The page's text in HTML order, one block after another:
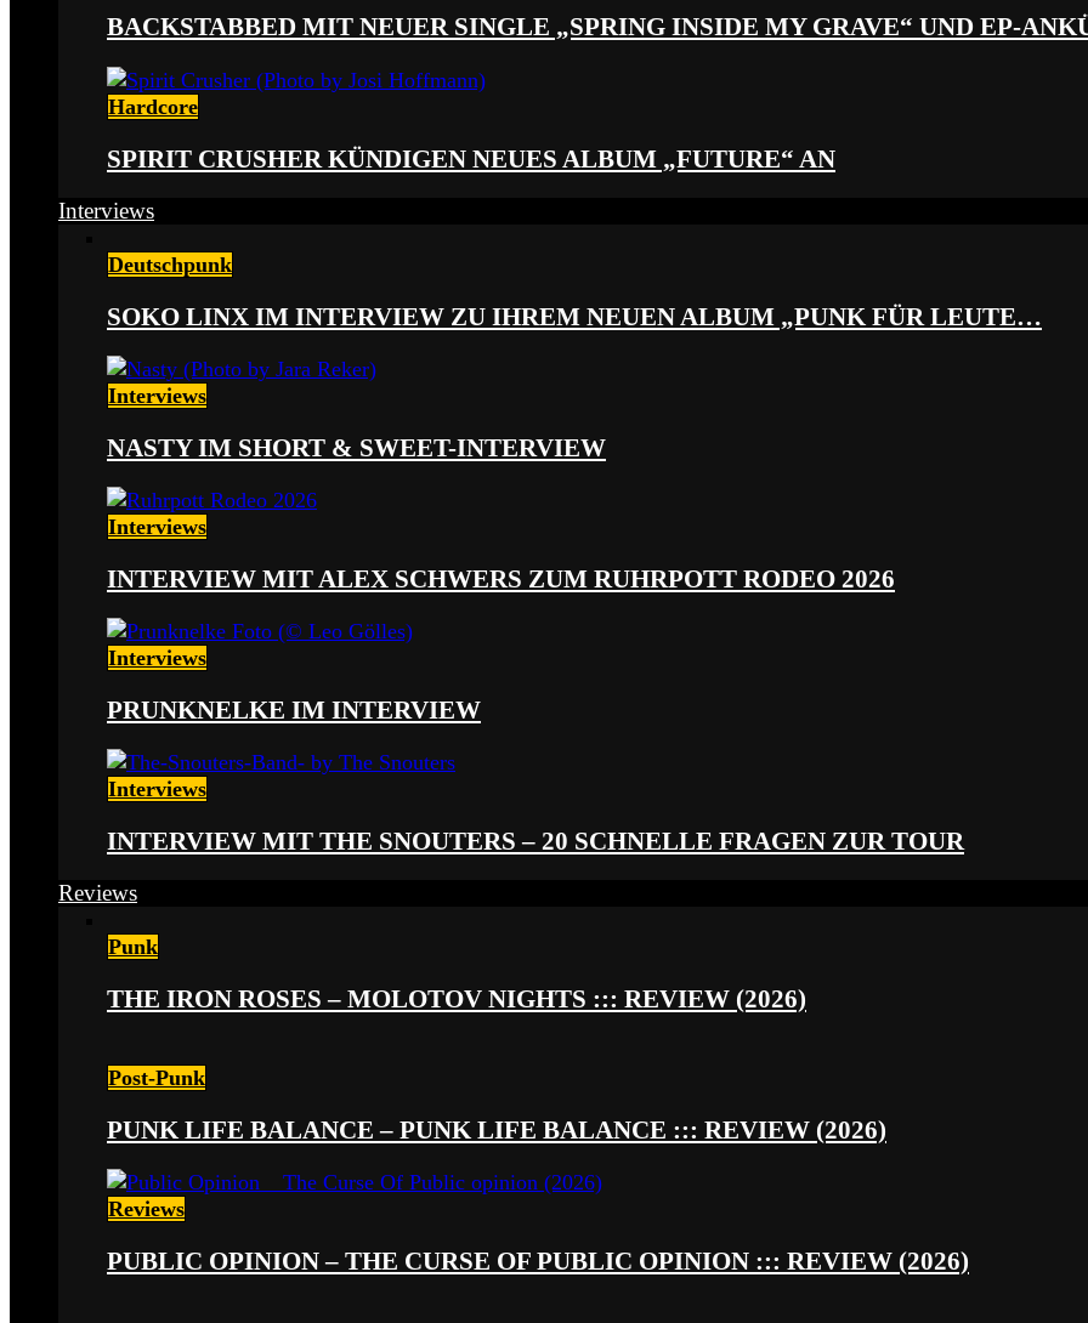
BACKSTABBED MIT NEUER SINGLE „SPRING INSIDE MY GRAVE“ UND EP-
Hardcore
SPIRIT CRUSHER KÜNDIGEN NEUES ALBUM „FUTURE“ AN
Interviews
Deutschpunk
SOKO LINX IM INTERVIEW ZU IHREM NEUEN ALBUM „PUNK FÜR LEUTE…
Interviews
NASTY IM SHORT & SWEET-INTERVIEW
Interviews
INTERVIEW MIT ALEX SCHWERS ZUM RUHRPOTT RODEO 2026
Interviews
PRUNKNELKE IM INTERVIEW
Interviews
INTERVIEW MIT THE SNOUTERS – 20 SCHNELLE FRAGEN ZUR TOUR
Reviews
Punk
THE IRON ROSES – MOLOTOV NIGHTS ::: REVIEW (2026)
Post-Punk
PUNK LIFE BALANCE – PUNK LIFE BALANCE ::: REVIEW (2026)
Reviews
PUBLIC OPINION – THE CURSE OF PUBLIC OPINION ::: REVIEW (2026)